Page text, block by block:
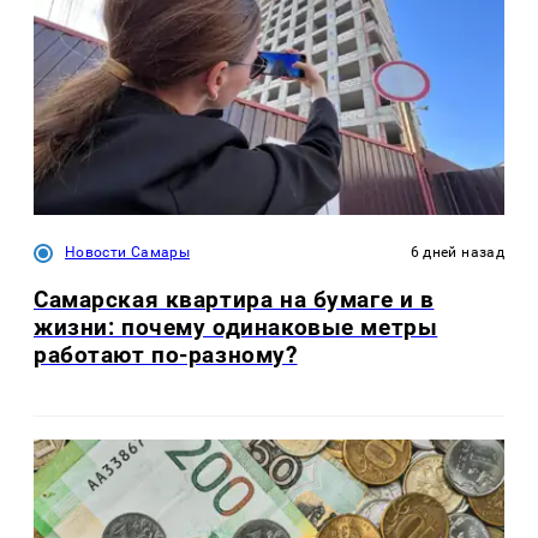
Новости Самары 6 дней назад
Самарская квартира на бумаге и в
жизни: почему одинаковые метры
работают по-разному?